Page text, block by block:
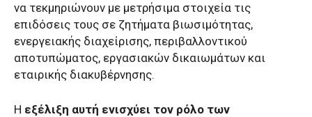
να τεκμηριώνουν με μετρήσιμα στοιχεία τις
επιδόσεις τους σε ζητήματα βιωσιμότητας,
ενεργειακής διαχείρισης, περιβαλλοντικού
αποτυπώματος, εργασιακών δικαιωμάτων και
εταιρικής διακυβέρνησης.
Η εξέλιξη αυτή ενισχύει τον ρόλο των